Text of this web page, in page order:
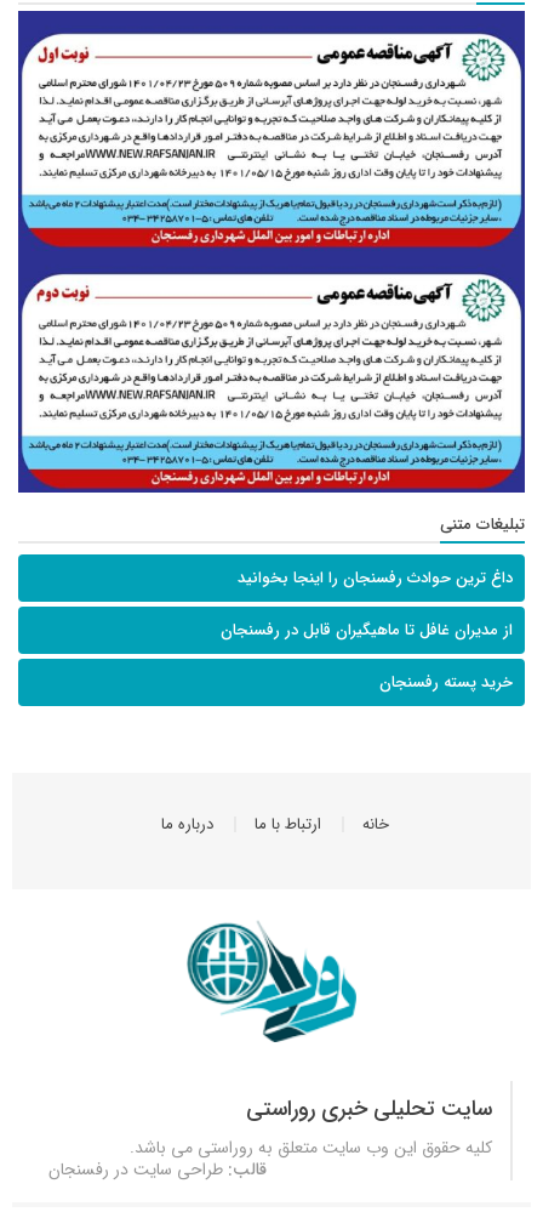
تبلیغات متنی
داغ ترین حوادث رفسنجان را اینجا بخوانید
از مدیران غافل تا ماهیگیران قابل در رفسنجان
خرید پسته رفسنجان
خانه ارتباط با ما درباره ما
سایت تحلیلی خبری روراستی
کلیه حقوق این وب سایت متعلق به روراستی می باشد.
قالب: طراحی سایت در رفسنجان